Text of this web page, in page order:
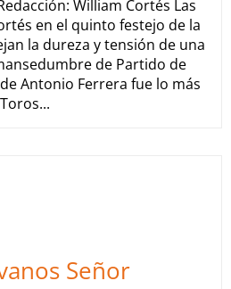
William Cortés Las
en el quinto festejo de la
la dureza y tensión de una
de Partido de
Antonio Ferrera fue lo más
Señor